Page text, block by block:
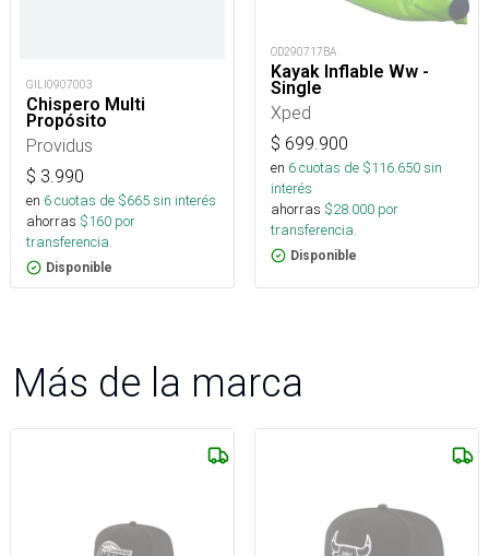
GILI0907003
Chispero Multi
Propósito
Providus
$ 3.990
en 6cuotas de $665sin interés
ahorras $160 por
transferencia.
Disponible
OD290717BA
Kayak Inflable Ww -
Single
Xped
$ 699.900
en 6cuotas de $116.650sin
interés
ahorras $28.000 por
transferencia.
Disponible
Más de la marca